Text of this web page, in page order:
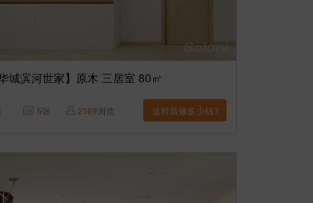
华城滨河世家】原木 三居室 80㎡
6张 2169浏览 这样装修多少钱?